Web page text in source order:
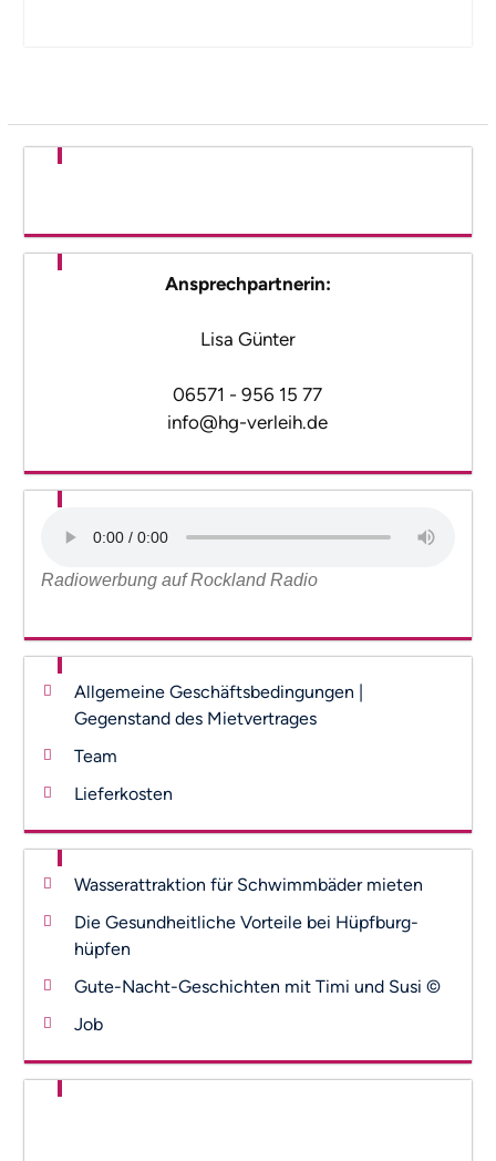
Ansprechpartnerin:
Lisa Günter
06571 - 956 15 77
info@hg-verleih.de
Radiowerbung auf Rockland Radio
Allgemeine Geschäftsbedingungen |
Gegenstand des Mietvertrages
Team
Lieferkosten
Wasserattraktion für Schwimmbäder mieten
Die Gesundheitliche Vorteile bei Hüpfburg-
hüpfen
Gute-Nacht-Geschichten mit Timi und Susi ©
Job